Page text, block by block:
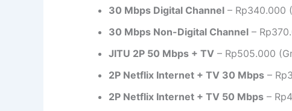
30 Mbps Digital Channel – Rp340.000
30 Mbps Non-Digital Channel –
JITU 2P 50 Mbps + TV – Rp505.000
2P Netflix Internet + TV 30 Mbps –
2P Netflix Internet + TV 50 Mbps –